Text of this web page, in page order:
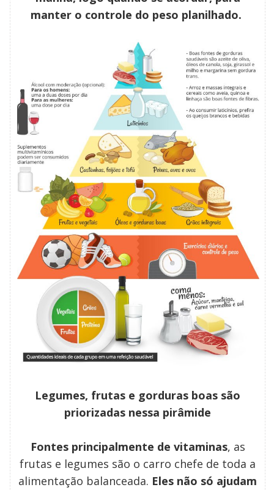
manter o controle do peso planilhado.
Legumes, frutas e gorduras boas são
priorizadas nessa pirâmide
Fontes principalmente de vitaminas, as
frutas e legumes são o carro chefe de toda a
alimentação balanceada. Eles não só ajudam